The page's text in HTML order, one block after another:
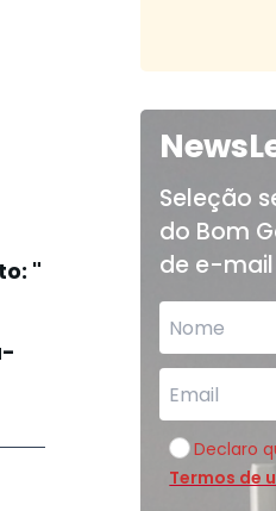
"
Seleção
do Bom
de e-mail
Declaro
Termos de